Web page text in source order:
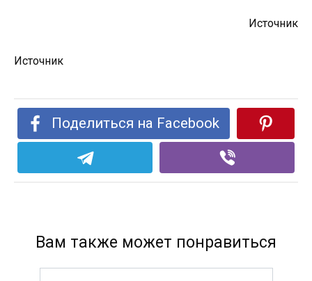
Источник
Источник
Поделиться на Facebook
Вам также может понравиться